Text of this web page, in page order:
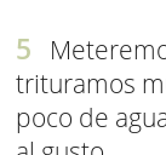
trituramos
poco de